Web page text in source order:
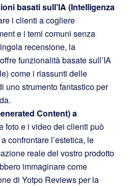
basati sull’IA (Intelligenza
i clienti a cogliere
e i temi comuni senza
recensione, la
funzionalità basate sull’IA
come i riassunti delle
uno strumento fantastico per
Content) a
foto e i video dei clienti può
confrontare l’estetica, le
reale del vostro prodotto
immaginare come
di Yotpo Reviews per la